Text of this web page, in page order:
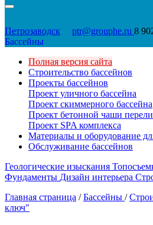
Петрозаводск ptr@grouphe.ru 8
Бассейны
Полная версия сайта
Строительство бассейнов
Проекты бассейнов
Проект уличного бассейна
Проект скиммерного бассейна
Проект бетонной чаши
Проект SPA комплекса
Материалы и оборудование
Обслуживание бассейнов
Геологические изыскания
Фундаменты Дизайн интерьера
Главная страница / Бассейны /
ключ"